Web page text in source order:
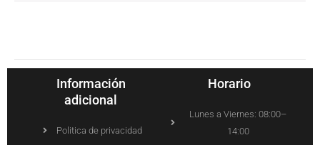
Información
adicional
Politica de privacidad
Horario
Lunes a Viernes: 08:00–
14:00